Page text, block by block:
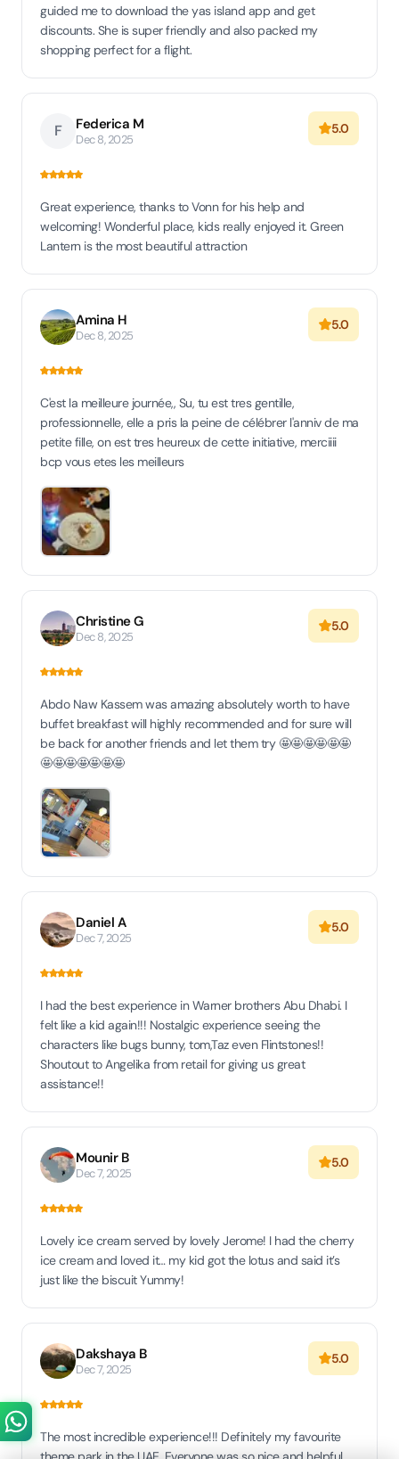
guided me to download the yas island app and get
discounts. She is super friendly and also packed my
shopping perfect for a flight.
F Federica M
Dec 8, 2025
5.0
Great experience, thanks to Vonn for his help and
welcoming! Wonderful place, kids really enjoyed it. Green
Lantern is the most beautiful attraction
Amina H
Dec 8, 2025
5.0
C'est la meilleure journée,, Su, tu est tres gentille,
professionnelle, elle a pris la peine de célébrer l'anniv de ma
petite fille, on est tres heureux de cette initiative, merciiii
bcp vous etes les meilleurs
Christine G
Dec 8, 2025
5.0
Abdo Naw Kassem was amazing absolutely worth to have
buffet breakfast will highly recommended and for sure will
be back for another friends and let them try 🤩🤩🤩🤩🤩🤩
🤩🤩🤩🤩🤩🤩🤩
Daniel A
Dec 7, 2025
5.0
I had the best experience in Warner brothers Abu Dhabi. I
felt like a kid again!!! Nostalgic experience seeing the
characters like bugs bunny, tom,Taz even Flintstones!!
Shoutout to Angelika from retail for giving us great
assistance!!
Mounir B
Dec 7, 2025
5.0
Lovely ice cream served by lovely Jerome! I had the cherry
ice cream and loved it… my kid got the lotus and said it’s
just like the biscuit Yummy!
Dakshaya B
Dec 7, 2025
5.0
The most incredible experience!!! Definitely my favourite